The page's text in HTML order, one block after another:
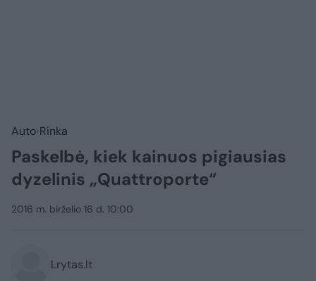
Auto Rinka
Paskelbė, kiek kainuos pigiausias
dyzelinis „Quattroporte“
2016 m. birželio 16 d. 10:00
Lrytas.lt